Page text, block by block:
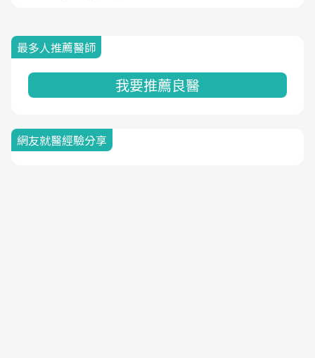
最多人推薦醫師
我要推薦良醫
網友就醫經驗分享